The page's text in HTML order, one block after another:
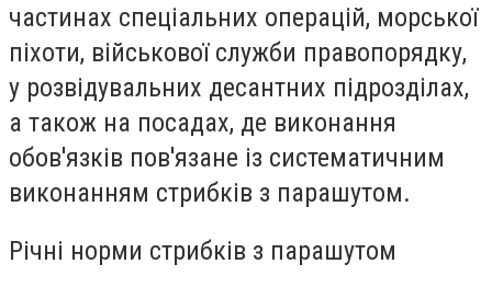
частинах спеціальних операцій, морської
піхоти, військової служби правопорядку,
у розвідувальних десантних підрозділах,
а також на посадах, де виконання
обов'язків пов'язане із систематичним
виконанням стрибків з парашутом.
Річні норми стрибків з парашутом